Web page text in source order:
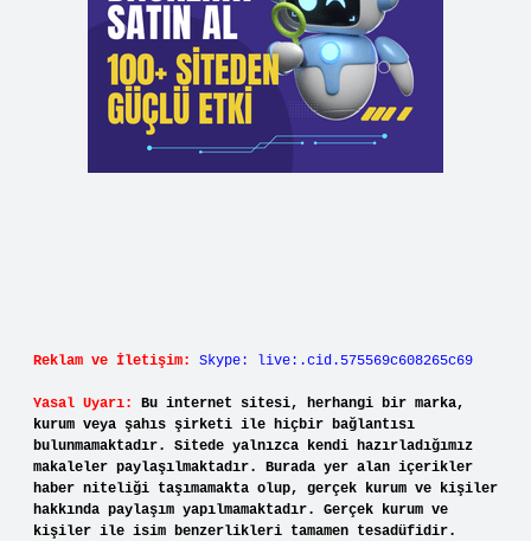
Reklam ve İletişim: Skype: live:.cid.575569c608265c69
Yasal Uyarı:
Bu internet sitesi, herhangi bir marka,
kurum veya şahıs şirketi ile hiçbir bağlantısı
bulunmamaktadır. Sitede yalnızca kendi hazırladığımız
makaleler paylaşılmaktadır. Burada yer alan içerikler
haber niteliği taşımamakta olup, gerçek kurum ve kişiler
hakkında paylaşım yapılmamaktadır. Gerçek kurum ve
kişiler ile isim benzerlikleri tamamen tesadüfidir.